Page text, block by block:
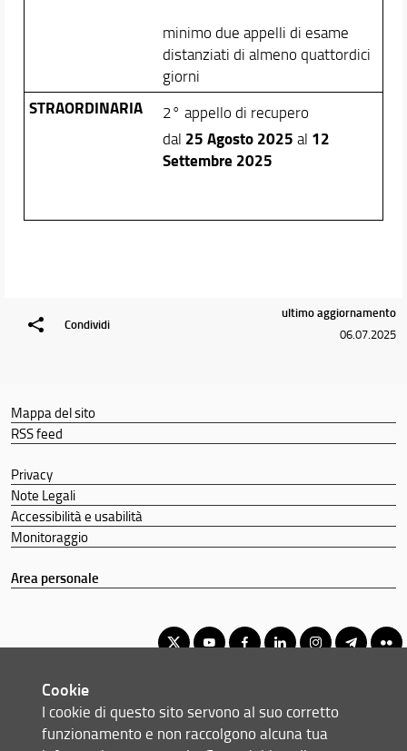
minimo due appelli di esame
distanziati di almeno quattordici
giorni
STRAORDINARIA
2° appello di recupero
dal 25 Agosto 2025 al 12
Settembre 2025
Condividi
ultimo aggiornamento
06.07.2025
Mappa del sito
RSS feed
Privacy
Note Legali
Accessibilità e usabilità
Monitoraggio
Area personale
© Copyright 2012-2026 Università degli Studi di Firenze UNIFI
P.IVA/Cod.Fis 01279680480
Cookie
I cookie di questo sito servono al suo corretto
funzionamento e non raccolgono alcuna tua